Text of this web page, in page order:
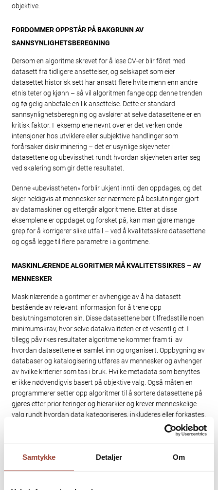
Samtykke Detaljer Om
objektive.
FORDOMMER OPPSTÅR PÅ BAKGRUNN AV
SANNSYNLIGHETSBEREGNING
Dersom en algoritme skrevet for å lese CV-er blir fôret med
datasett fra tidligere ansettelser, og selskapet som eier
datasettet historisk sett har ansatt flere hvite menn enn andre
etnisiteter og kjønn – så vil algoritmen fange opp denne trenden
og følgelig anbefale en lik ansettelse. Dette er standard
sannsynlighetsberegning og avslører at selve datasettene er en
kritisk faktor. I eksemplene nevnt over er det verken onde
intensjoner hos utviklere eller subjektive handlinger som
forårsaker diskriminering – det er usynlige skjevheter i
datasettene og ubevissthet rundt hvordan skjevheten arter seg
ved skalering som gir dette resultatet.
Denne «ubevisstheten» forblir ukjent inntil den oppdages, og det
skjer heldigvis at mennesker ser nærmere på beslutninger gjort
av datamaskiner og ettergår algoritmene. Etter at disse
eksemplene er oppdaget og forsket på, kan man gjøre mange
grep for å korrigerer slike utfall – ved å kvalitetssikre datasettene
og også legge til flere parametre i algoritmene.
MASKINLÆRENDE ALGORITMER MÅ KVALITETSSIKRES – AV
MENNESKER
Maskinlærende algoritmer er avhengige av å ha datasett
bestående av relevant informasjon for å trene opp
beslutningsmotoren sin. Disse datasettene bør tilfredsstille noen
minimumskrav, hvor selve datakvaliteten er et vesentlig et. I
tillegg påvirkes resultater algoritmene kommer fram til av
hvordan datasettene er samlet inn og organisert. Oppbygning av
databaser og katalogisering utføres av mennesker og avhenger
av hvilke kriterier som tas i bruk. Hvilke metadata som benyttes
er ikke nødvendigvis basert på objektive valg. Også måten en
programmerer setter opp algoritmer til å sortere datasettene på
gjøres etter prioriteringer og hierarkier og krever menneskelige
valg rundt hvordan data kategoriseres, inkluderes eller forkastes.
De siste årene har vi lest om flere problemstillinger som går på at
en minoritet har blitt urettferdig behandlet i et system. Et
bildegjenkjenningssystem, som nevnt over, er et eksempel på en
ansikter.